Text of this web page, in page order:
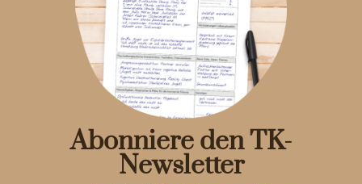
Abonniere den TK-
Newsletter